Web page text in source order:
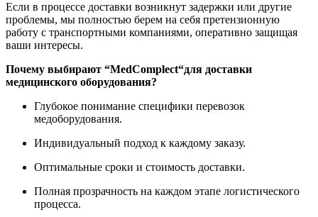
Если в процессе доставки возникнут задержки или другие
проблемы, мы полностью берем на себя претензионную
работу с транспортными компаниями, оперативно защищая
ваши интересы.
Почему выбирают “MedComplect“для доставки
медицинского оборудования?
Глубокое понимание специфики перевозок
медоборудования.
Индивидуальный подход к каждому заказу.
Оптимальные сроки и стоимость доставки.
Полная прозрачность на каждом этапе логистического
процесса.